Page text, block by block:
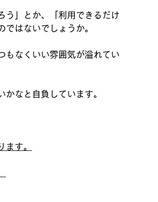
う」とか、「利用できるだけ
はないでしょうか。
もなくいい雰囲気が溢れてい
かなと自負しています。
ます。